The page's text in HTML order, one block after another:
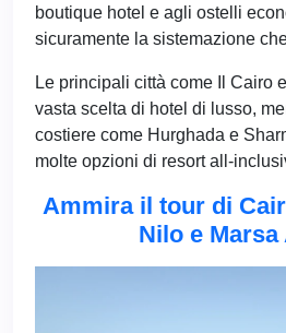
boutique hotel e agli ostelli
sicuramente la sistemazione
Le principali città come Il Cairo
vasta scelta di hotel di lusso,
costiere come Hurghada e
molte opzioni di resort all-
Ammira il tour di
Nilo e Marsa